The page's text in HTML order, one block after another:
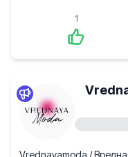
1